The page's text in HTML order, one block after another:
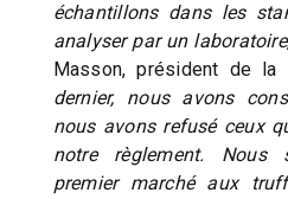
échantillons dans les
analyser par un laboratoire
Masson, président de la
dernier, nous avons
nous avons refusé ceux
notre règlement. Nous
premier marché aux